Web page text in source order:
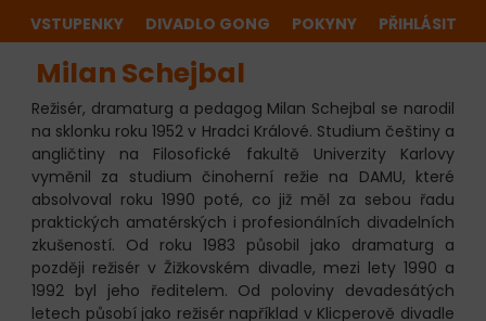
VSTUPENKY
DIVADLO GONG POKYNY PŘIHLÁSIT
Milan Schejbal
Režisér, dramaturg a pedagog Milan Schejbal se narodil
na sklonku roku 1952 v Hradci Králové. Studium češtiny a
angličtiny na Filosofické fakultě Univerzity Karlovy
vyměnil za studium činoherní režie na DAMU, které
absolvoval roku 1990 poté, co již měl za sebou řadu
praktických amatérských i profesionálních divadelních
zkušeností. Od roku 1983 působil jako dramaturg a
později režisér v Žižkovském divadle, mezi lety 1990 a
1992 byl jeho ředitelem. Od poloviny devadesátých
letech působí jako režisér například v Klicperově divadle